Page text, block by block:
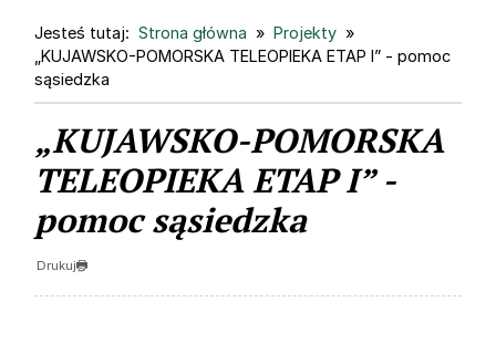
Jesteś tutaj: Strona główna
Projekty
„KUJAWSKO-POMORSKA TELEOPIEKA ETAP I” - pomoc
sąsiedzka
„KUJAWSKO-POMORSKA
TELEOPIEKA ETAP I” -
pomoc sąsiedzka
Drukuj